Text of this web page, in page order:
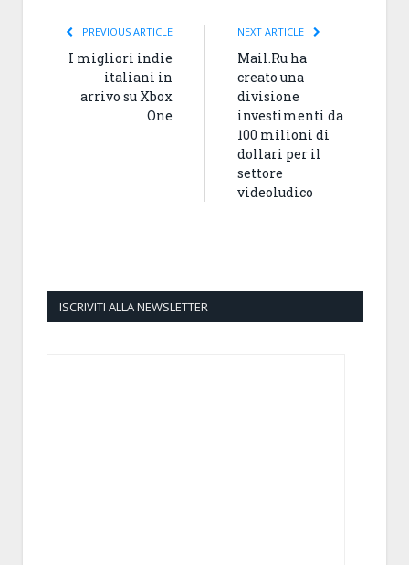
PREVIOUS ARTICLE
I migliori indie
italiani in
arrivo su Xbox
One
NEXT ARTICLE
Mail.Ru ha
creato una
divisione
investimenti da
100 milioni di
dollari per il
settore
videoludico
ISCRIVITI ALLA NEWSLETTER